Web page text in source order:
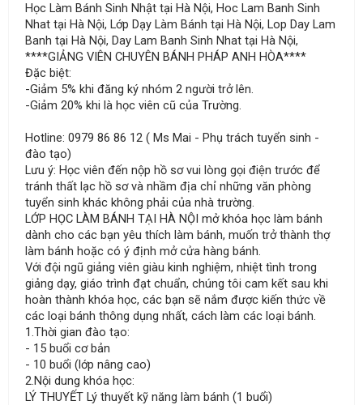
Học Làm Bánh Sinh Nhật tại Hà Nội, Hoc Lam Banh Sinh
Nhat tại Hà Nội, Lớp Dạy Làm Bánh tại Hà Nội, Lop Day Lam
Banh tại Hà Nội, Day Lam Banh Sinh Nhat tại Hà Nội,
****GIẢNG VIÊN CHUYÊN BÁNH PHÁP ANH HÒA****
Đặc biệt:
-Giảm 5% khi đăng ký nhóm 2 người trở lên.
-Giảm 20% khi là học viên cũ của Trường.
Hotline: 0979 86 86 12 ( Ms Mai - Phụ trách tuyển sinh -
đào tạo)
Lưu ý: Học viên đến nộp hồ sơ vui lòng gọi điện trước để
tránh thất lạc hồ sơ và nhầm địa chỉ những văn phòng
tuyển sinh khác không phải của nhà trường.
LỚP HỌC LÀM BÁNH TẠI HÀ NỘI mở khóa học làm bánh
dành cho các bạn yêu thích làm bánh, muốn trở thành thợ
làm bánh hoặc có ý định mở cửa hàng bánh.
Với đội ngũ giảng viên giàu kinh nghiệm, nhiệt tình trong
giảng dạy, giáo trình đạt chuẩn, chúng tôi cam kết sau khi
hoàn thành khóa học, các bạn sẽ nắm được kiến thức về
các loại bánh thông dụng nhất, cách làm các loại bánh.
1.Thời gian đào tạo:
- 15 buổi cơ bản
- 10 buổi (lớp nâng cao)
2.Nội dung khóa học:
LÝ THUYẾT Lý thuyết kỹ năng làm bánh (1 buổi)